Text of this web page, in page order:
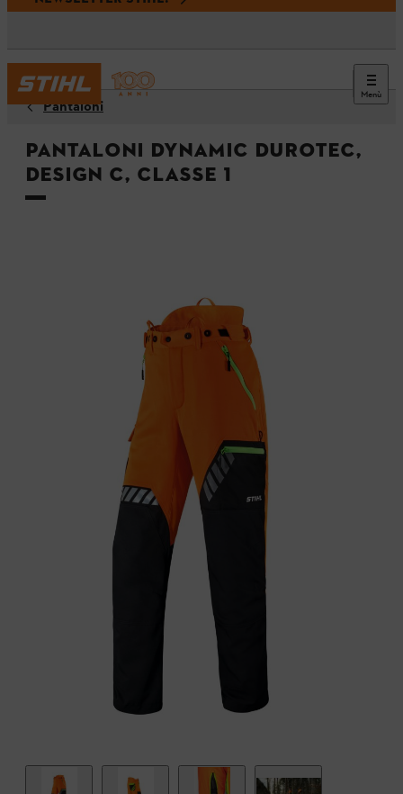
Menù
Pantaloni
Pantaloni DYNAMIC DuroTEC,
Design C, Classe 1